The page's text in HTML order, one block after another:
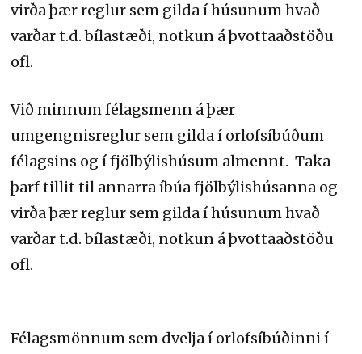
virða þær reglur sem gilda í húsunum hvað
varðar t.d. bílastæði, notkun á þvottaaðstöðu
ofl.
Við minnum félagsmenn á þær
umgengnisreglur sem gilda í orlofsíbúðum
félagsins og í fjölbýlishúsum almennt. Taka
þarf tillit til annarra íbúa fjölbýlishúsanna og
virða þær reglur sem gilda í húsunum hvað
varðar t.d. bílastæði, notkun á þvottaaðstöðu
ofl.
Félagsmönnum sem dvelja í orlofsíbúðinni í